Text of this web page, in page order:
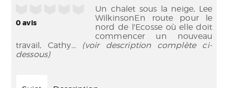
0avis
Un chalet sous la neige, Lee
WilkinsonEn route pour le
nord de l'Ecosse où elle doit
commencer un nouveau
travail, Cathy... (voir description complète ci-
dessous)